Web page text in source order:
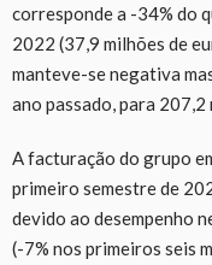
corresponde a -34% do
2022 (37,9 milhões de
manteve-se negativa
ano passado, para
A facturação do grupo
primeiro semestre de
devido ao desempenho
(-7% nos primeiros seis